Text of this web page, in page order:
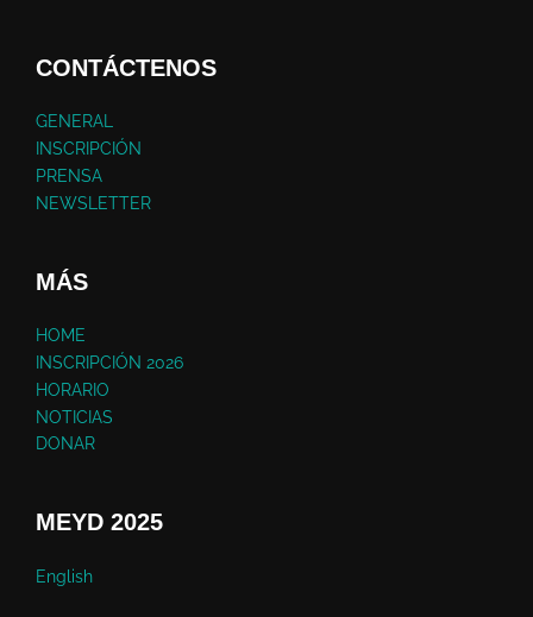
CONTÁCTENOS
GENERAL
INSCRIPCIÓN
PRENSA
NEWSLETTER
MÁS
HOME
INSCRIPCIÓN 2026
HORARIO
NOTICIAS
DONAR
MEYD 2025
English